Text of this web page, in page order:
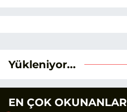
Yükleniyor...
EN ÇOK OKUNANLAR